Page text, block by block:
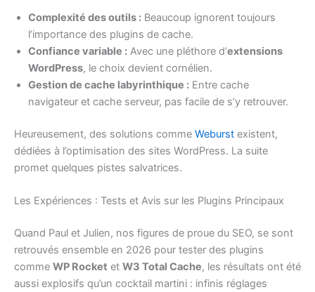
Complexité des outils : Beaucoup ignorent toujours
l’importance des plugins de cache.
Confiance variable : Avec une pléthore d’extensions
WordPress, le choix devient cornélien.
Gestion de cache labyrinthique : Entre cache
navigateur et cache serveur, pas facile de s’y retrouver.
Heureusement, des solutions comme Weburst existent,
dédiées à l’optimisation des sites WordPress. La suite
promet quelques pistes salvatrices.
Les Expériences : Tests et Avis sur les Plugins Principaux
Quand Paul et Julien, nos figures de proue du SEO, se sont
retrouvés ensemble en 2026 pour tester des plugins
comme WP Rocket et W3 Total Cache, les résultats ont été
aussi explosifs qu’un cocktail martini : infinis réglages